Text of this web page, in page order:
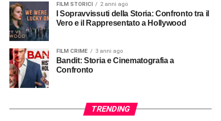
FILM STORICI 2 anni ago
Vero e il Rappresentato a Hollywood
FILM CRIME 3 anni ago
Bandit: Storia e Cinematografia a
Confronto
TRENDING